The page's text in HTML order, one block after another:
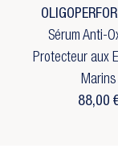
Sérum Anti-
Protecteur aux
Marins
88,00